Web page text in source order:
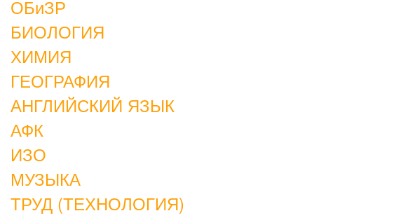
ОБиЗР
БИОЛОГИЯ
ХИМИЯ
ГЕОГРАФИЯ
АНГЛИЙСКИЙ ЯЗЫК
АФК
ИЗО
МУЗЫКА
ТРУД (ТЕХНОЛОГИЯ)